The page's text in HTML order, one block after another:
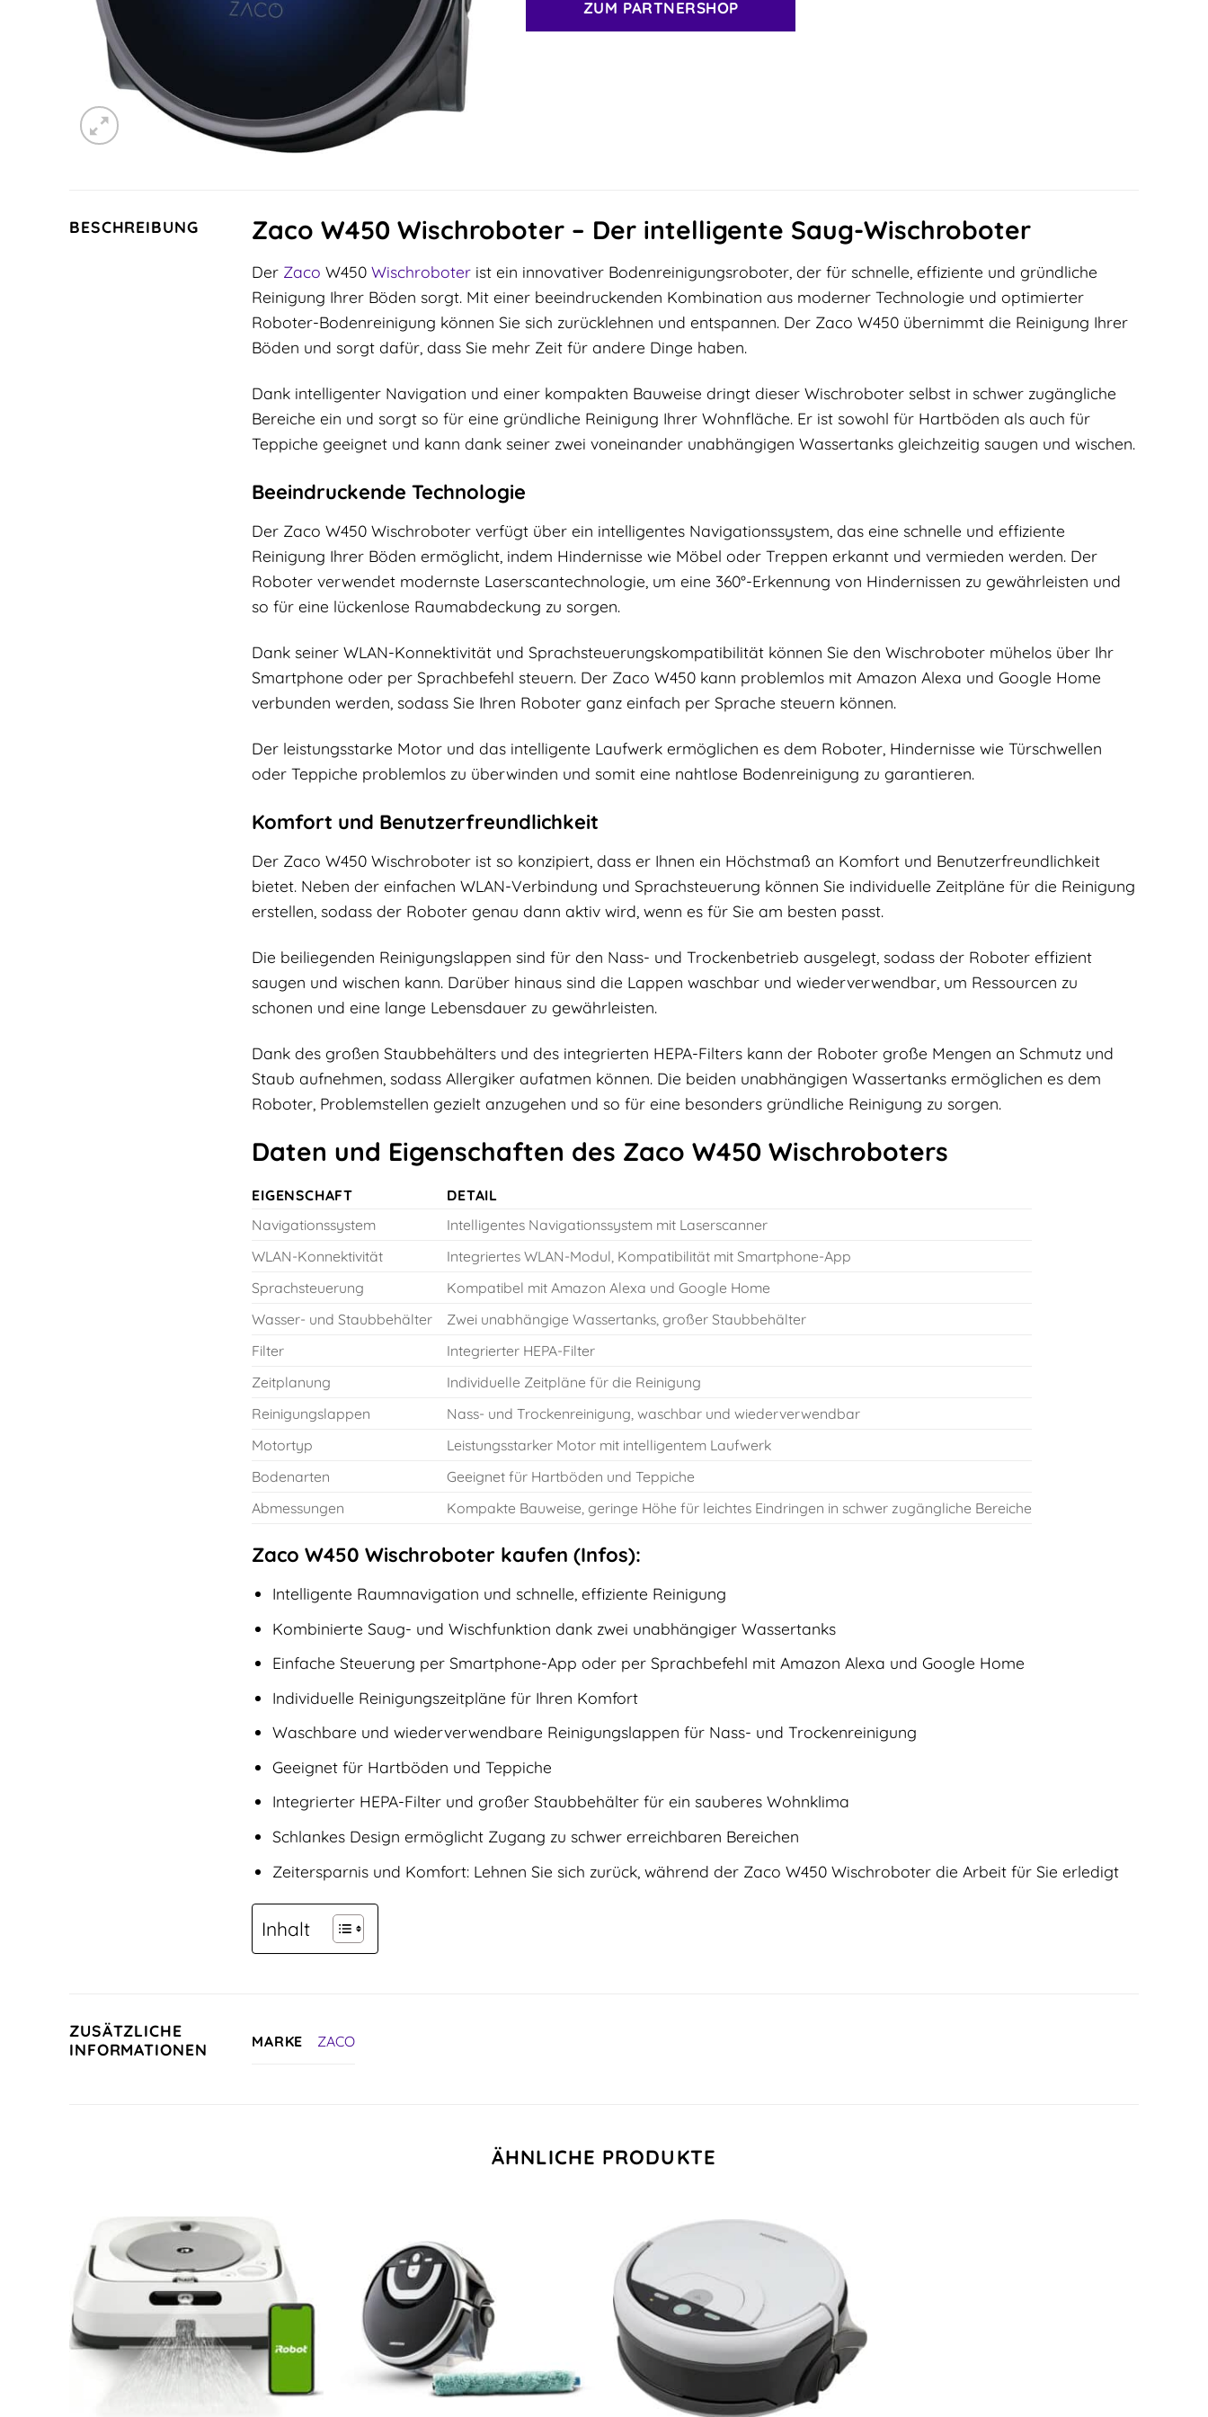
ZUM PARTNERSHOP
BESCHREIBUNG Zaco W450 Wischroboter – Der intelligente Saug-Wischroboter
Der Zaco W450Wischroboter ist ein innovativer Bodenreinigungsroboter, der für schnelle, effiziente und gründliche
Reinigung Ihrer Böden sorgt. Mit einer beeindruckenden Kombination aus moderner Technologie und optimierter
Roboter-Bodenreinigung können Sie sich zurücklehnen und entspannen. Der Zaco W450 übernimmt die Reinigung Ihrer
Böden und sorgt dafür, dass Sie mehr Zeit für andere Dinge haben.
Dank intelligenter Navigation und einer kompakten Bauweise dringt dieser Wischroboter selbst in schwer zugängliche
Bereiche ein und sorgt so für eine gründliche Reinigung Ihrer Wohnfläche. Er ist sowohl für Hartböden als auch für
Teppiche geeignet und kann dank seiner zwei voneinander unabhängigen Wassertanks gleichzeitig saugen und wischen.
Beeindruckende Technologie
Der Zaco W450 Wischroboter verfügt über ein intelligentes Navigationssystem, das eine schnelle und effiziente
Reinigung Ihrer Böden ermöglicht, indem Hindernisse wie Möbel oder Treppen erkannt und vermieden werden. Der
Roboter verwendet modernste Laserscantechnologie, um eine 360°-Erkennung von Hindernissen zu gewährleisten und
so für eine lückenlose Raumabdeckung zu sorgen.
Dank seiner WLAN-Konnektivität und Sprachsteuerungskompatibilität können Sie den Wischroboter mühelos über Ihr
Smartphone oder per Sprachbefehl steuern. Der Zaco W450 kann problemlos mit Amazon Alexa und Google Home
verbunden werden, sodass Sie Ihren Roboter ganz einfach per Sprache steuern können.
Der leistungsstarke Motor und das intelligente Laufwerk ermöglichen es dem Roboter, Hindernisse wie Türschwellen
oder Teppiche problemlos zu überwinden und somit eine nahtlose Bodenreinigung zu garantieren.
Komfort und Benutzerfreundlichkeit
Der Zaco W450 Wischroboter ist so konzipiert, dass er Ihnen ein Höchstmaß an Komfort und Benutzerfreundlichkeit
bietet. Neben der einfachen WLAN-Verbindung und Sprachsteuerung können Sie individuelle Zeitpläne für die Reinigung
erstellen, sodass der Roboter genau dann aktiv wird, wenn es für Sie am besten passt.
Die beiliegenden Reinigungslappen sind für den Nass- und Trockenbetrieb ausgelegt, sodass der Roboter effizient
saugen und wischen kann. Darüber hinaus sind die Lappen waschbar und wiederverwendbar, um Ressourcen zu
schonen und eine lange Lebensdauer zu gewährleisten.
Dank des großen Staubbehälters und des integrierten HEPA-Filters kann der Roboter große Mengen an Schmutz und
Staub aufnehmen, sodass Allergiker aufatmen können. Die beiden unabhängigen Wassertanks ermöglichen es dem
Roboter, Problemstellen gezielt anzugehen und so für eine besonders gründliche Reinigung zu sorgen.
Daten und Eigenschaften des Zaco W450 Wischroboters
EIGENSCHAFT
DETAIL
Navigationssystem
Intelligentes Navigationssystem mit Laserscanner
WLAN-Konnektivität
Integriertes WLAN-Modul, Kompatibilität mit Smartphone-App
Sprachsteuerung
Kompatibel mit Amazon Alexa und Google Home
Wasser- und Staubbehälter
Zwei unabhängige Wassertanks, großer Staubbehälter
Filter
Integrierter HEPA-Filter
Zeitplanung
Individuelle Zeitpläne für die Reinigung
Reinigungslappen
Nass- und Trockenreinigung, waschbar und wiederverwendbar
Motortyp
Leistungsstarker Motor mit intelligentem Laufwerk
Bodenarten
Geeignet für Hartböden und Teppiche
Abmessungen
Kompakte Bauweise, geringe Höhe für leichtes Eindringen in schwer zugängliche Bereiche
Zaco W450 Wischroboter kaufen (Infos):
Intelligente Raumnavigation und schnelle, effiziente Reinigung
Kombinierte Saug- und Wischfunktion dank zwei unabhängiger Wassertanks
Einfache Steuerung per Smartphone-App oder per Sprachbefehl mit Amazon Alexa und Google Home
Individuelle Reinigungszeitpläne für Ihren Komfort
Waschbare und wiederverwendbare Reinigungslappen für Nass- und Trockenreinigung
Geeignet für Hartböden und Teppiche
Integrierter HEPA-Filter und großer Staubbehälter für ein sauberes Wohnklima
Schlankes Design ermöglicht Zugang zu schwer erreichbaren Bereichen
Zeitersparnis und Komfort: Lehnen Sie sich zurück, während der Zaco W450 Wischroboter die Arbeit für Sie erledigt
Inhalt
ZUSÄTZLICHE
INFORMATIONEN
MARKE ZACO
ÄHNLICHE PRODUKTE